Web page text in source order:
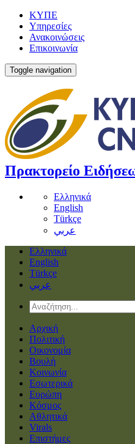
ΚΥΠΕ
Υπηρεσίες
Ανακοινώσεις
Επικοινωνία
Toggle navigation
Πρακτορείο
Ελληνικά
English
Türkçe
عربي
Ελληνικά
English
Türkçe
عربي
Αρχική
Πολιτική
Οικονομία
Βουλή
Κοινωνία
Εσωτερικά
Ευρώπη
Κόσμος
Αθλητικά
Virals
Επιστήμες